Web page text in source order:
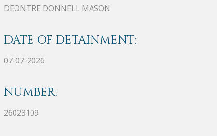
DEONTRE DONNELL MASON
DATE OF DETAINMENT:
07-07-2026
NUMBER:
26023109